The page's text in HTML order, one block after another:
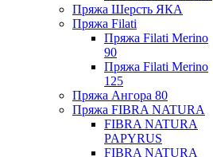
Пряжа Шерсть ЯКА
Пряжа Filati
Пряжа Filati Merino
90
Пряжа Filati Merino
125
Пряжа Ангора 80
Пряжа FIBRA NATURA
FIBRA NATURA
PAPYRUS
FIBRA NATURA